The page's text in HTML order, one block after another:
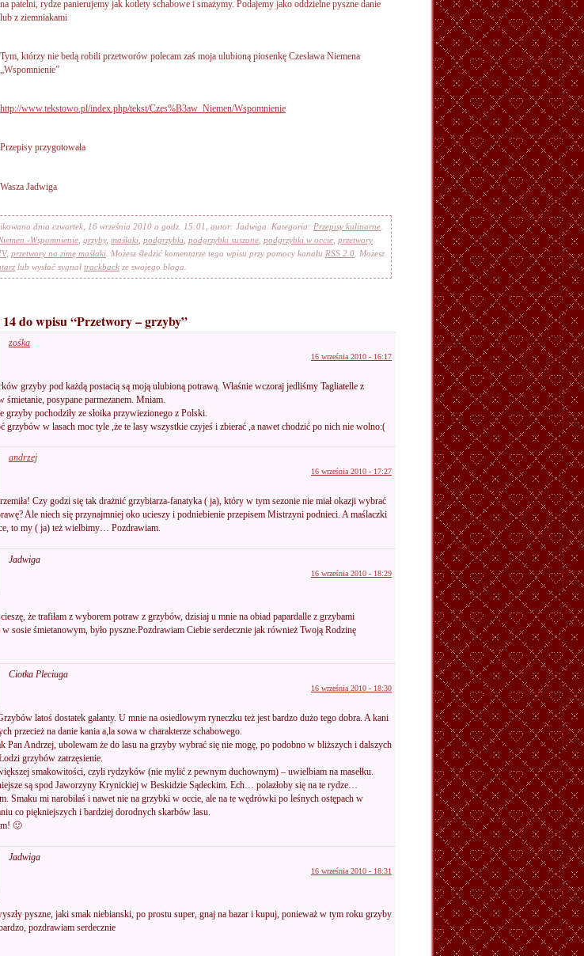
na patelni, rydze panierujemy jak kotlety schabowe i smażymy. Podajemy jako oddzielne pyszne danie
lub z ziemniakami
Tym, którzy nie bedą robili przetworów polecam zaś moja ulubioną piosenkę Czesława Niemena
„Wspomnienie”
http://www.tekstowo.pl/index.php/tekst/Czes%B3aw_Niemen/Wspomnienie
Przepisy przygotowała
Wasza Jadwiga
dnia czwartek, 16 września 2010 o godz. 15:01, autor: Jadwiga. Kategoria: Przepisy kulinarne
-Wspomnienie grzyby, maślaki podgrzybki podgrzybki suszone podgrzybki w occie przetwory
, przetwory na zimę maślaki . Możesz śledzić komentarze tego wpisu przy pomocy kanału RSS 2.0 . Możesz
lub wysłać sygnał trackback ze swojego bloga.
do wpisu “Przetwory – grzyby”
zośka
16 września 2010 - 16:17
grzyby pod każdą postacią są moją ulubioną potrawą. Właśnie wczoraj jedliśmy Tagliatelle z
śmietanie, posypane parmezanem. Mniam.
grzyby pochodziły ze słoika przywiezionego z Polski.
grzybów w lasach moc tyle ,że te lasy wszystkie czyjeś i zbierać ,a nawet chodzić po nich nie wolno:(
andrzej
16 września 2010 - 17:27
Czy godzi się tak drażnić grzybiarza-fanatyka ( ja), który w tym sezonie nie miał okazji wybrać
Ale niech się przynajmniej oko ucieszy i podniebienie przepisem Mistrzyni podnieci. A maślaczki
to my ( ja) też wielbimy… Pozdrawiam.
Jadwiga
16 września 2010 - 18:29
że trafiłam z wyborem potraw z grzybów, dzisiaj u mnie na obiad papardalle z grzybami
w sosie śmietanowym, było pyszne.Pozdrawiam Ciebie serdecznie jak również Twoją Rodzinę
Ciotka Pleciuga
16 września 2010 - 18:30
latoś dostatek galanty. U mnie na osiedlowym ryneczku też jest bardzo dużo tego dobra. A kani
przecież na danie kania a,la sowa w charakterze schabowego.
Pan Andrzej, ubolewam że do lasu na grzyby wybrać się nie mogę, po podobno w bliższych i dalszych
grzybów zatrzęsienie.
smakowitości, czyli rydzyków (nie mylić z pewnym duchownym) – uwielbiam na masełku.
są spod Jaworzyny Krynickiej w Beskidzie Sądeckim. Ech… polazłoby się na te rydze…
Smaku mi narobiłaś i nawet nie na grzybki w occie, ale na te wędrówki po leśnych ostępach w
co piękniejszych i bardziej dorodnych skarbów lasu.
🙂
Jadwiga
16 września 2010 - 18:31
pyszne, jaki smak niebianski, po prostu super, gnaj na bazar i kupuj, ponieważ w tym roku grzyby
pozdrawiam serdecznie